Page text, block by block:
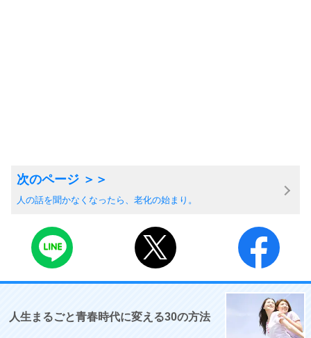
人の話を聞かなくなったら、老化の始まり。
人生まるごと青春時代に変える30の方法